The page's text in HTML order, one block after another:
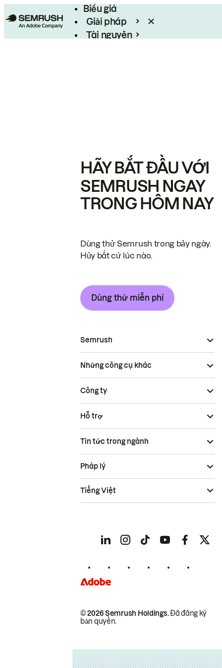
Biểu giá
Giải pháp
Tài nguyên
HÃY BẮT ĐẦU VỚI
SEMRUSH NGAY
TRONG HÔM NAY
Dùng thử Semrush trong bảy ngày.
Hủy bất cứ lúc nào.
Dùng thử miễn phí
Semrush
Những công cụ khác
Công ty
Hỗ trợ
Tin tức trong ngành
© 2026 Semrush Holdings.Đã đăng ký
bản quyền.
Pháp lý
Tiếng Việt